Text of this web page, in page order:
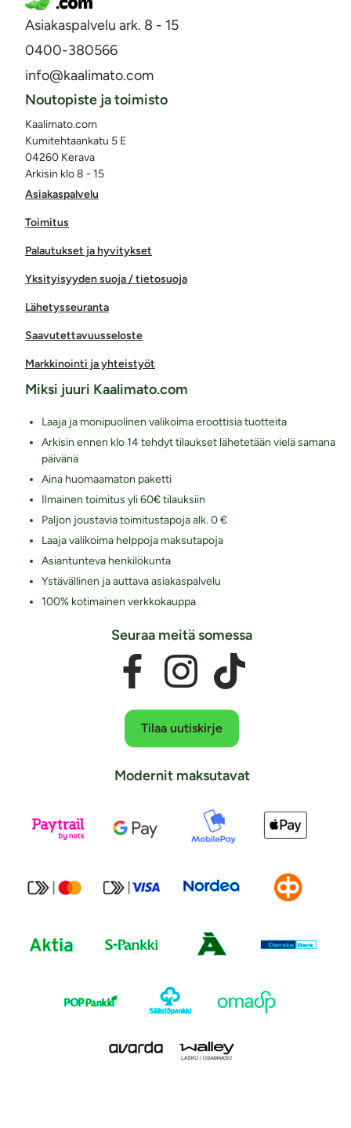
Asiakaspalvelu ark. 8 - 15
0400-380566
info@kaalimato.com
Asiakaspalvelu
Toimitus
Palautukset ja hyvitykset
Yksityisyyden suoja / tietosuoja
Lähetysseuranta
Saavutettavuusseloste
Markkinointi ja yhteistyöt
Noutopiste ja toimisto
Kaalimato.com
Kumitehtaankatu 5 E
04260 Kerava
Arkisin klo 8 - 15
Miksi juuri Kaalimato.com
Laaja ja monipuolinen valikoima eroottisia tuotteita
Arkisin ennen klo 14 tehdyt tilaukset lähetetään vielä samana
päivänä
Aina huomaamaton paketti
Ilmainen toimitus yli 60€ tilauksiin
Paljon joustavia toimitustapoja alk. 0 €
Laaja valikoima helppoja maksutapoja
Asiantunteva henkilökunta
Ystävällinen ja auttava asiakaspalvelu
100% kotimainen verkkokauppa
Seuraa meitä somessa
Tilaa uutiskirje
Modernit maksutavat